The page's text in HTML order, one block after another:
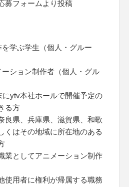
募フォームより投稿
学ぶ学生（個人・グルー
ション制作者（個人・グル
ytv本社ホールで開催予定の
る方
良県、兵庫県、滋賀県、和歌
くはその地域に所在地のある
業としてアニメーション制作
使用者に権利が帰属する職務